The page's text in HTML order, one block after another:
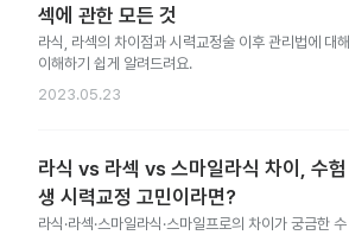
섹에 관한 모든 것
라식, 라섹의 차이점과 시력교정술 이후 관리법에 대해
이해하기 쉽게 알려드려요.
2023.05.23
라식 vs 라섹 vs 스마일라식 차이, 수험
생 시력교정 고민이라면?
라식·라섹·스마일라식·스마일프로의 차이가 궁금한 수